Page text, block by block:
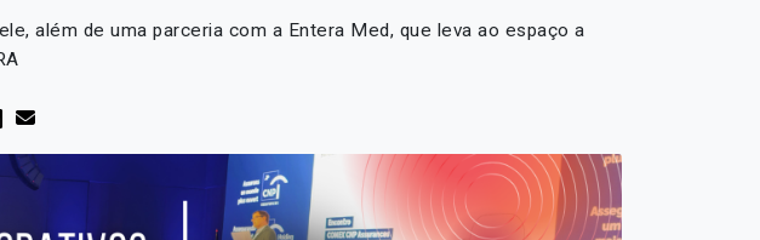
além de uma parceria com a Entera Med, que leva ao espaço a